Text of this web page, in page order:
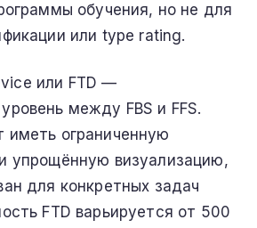
обучения, но не для
или type rating.
или FTD —
между FBS и FFS.
ограниченную
упрощённую визуализацию,
для конкретных задач
FTD варьируется от 500